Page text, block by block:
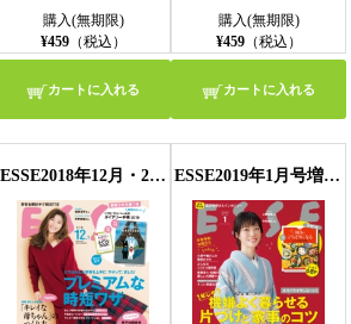
購入(無期限)
¥459（税込）
カートに入れる
購入(無期限)
¥459（税込）
カートに入れる
ESSE2018年12月・2019年1月合併号 ESSE2019年1月号増刊新年特大号